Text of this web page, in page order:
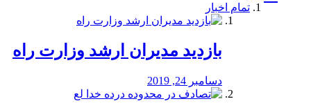
تمام اخبار
بازدید مدیران ارشد وزارت راه
دسامبر 24, 2019